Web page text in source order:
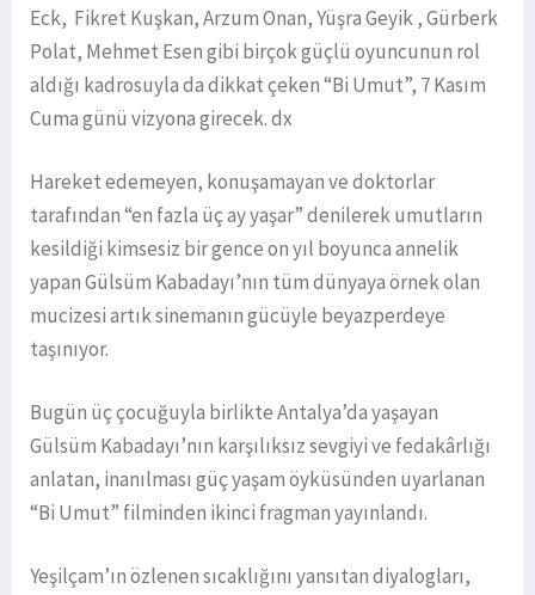
Eck, Fikret Kuşkan, Arzum Onan, Yüşra Geyik , Gürberk
Polat, Mehmet Esen gibi birçok güçlü oyuncunun rol
aldığı kadrosuyla da dikkat çeken “Bi Umut”, 7 Kasım
Cuma günü vizyona girecek. dx
Hareket edemeyen, konuşamayan ve doktorlar
tarafından “en fazla üç ay yaşar” denilerek umutların
kesildiği kimsesiz bir gence on yıl boyunca annelik
yapan Gülsüm Kabadayı’nın tüm dünyaya örnek olan
mucizesi artık sinemanın gücüyle beyazperdeye
taşınıyor.
Bugün üç çocuğuyla birlikte Antalya’da yaşayan
Gülsüm Kabadayı’nın karşılıksız sevgiyi ve fedakârlığı
anlatan, inanılması güç yaşam öyküsünden uyarlanan
“Bi Umut” filminden ikinci fragman yayınlandı.
Yeşilçam’ın özlenen sıcaklığını yansıtan diyalogları,